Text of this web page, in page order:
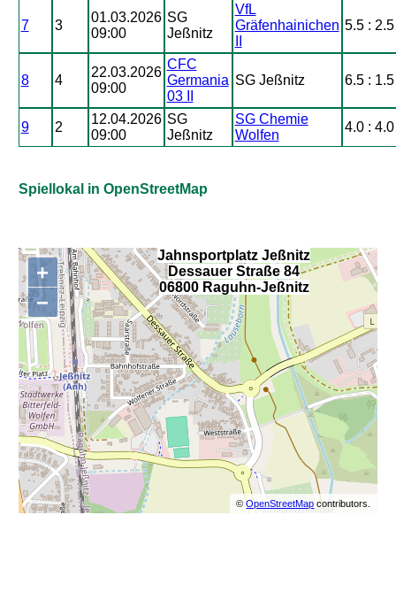
7 3
01.03.2026
09:00
SG
Jeßnitz
VfL
Gräfenhainichen 5.5 : 2.5
8 4
22.03.2026
09:00
CFC
Germania
03 II
SG Jeßnitz 6.5 : 1.5
9 2
12.04.2026
09:00
SG
Jeßnitz
SG Chemie
Wolfen
4.0 : 4.0
Spiellokal in OpenStreetMap
+
−
©OpenStreetMap contributors.
Jahnsportplatz Jeßnitz
Dessauer Straße 84
06800 Raguhn-Jeßnitz
,